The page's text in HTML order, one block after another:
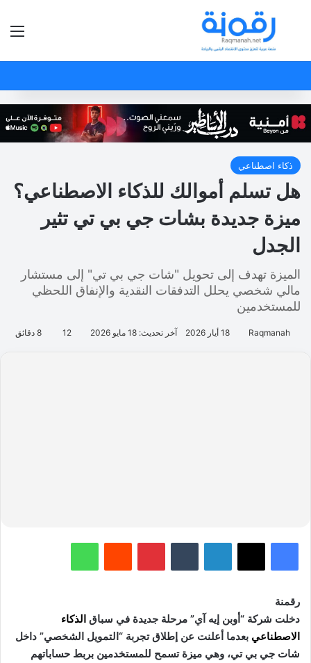
بحث عن
ذكاء اصطناعي
هل تسلم أموالك للذكاء الاصطناعي؟
ميزة جديدة بشات جي بي تي تثير
الجدل
الميزة تهدف إلى تحويل "شات جي بي تي" إلى مستشار
مالي شخصي يحلل التدفقات النقدية والإنفاق اللحظي
للمستخدمين
Raqmanah 18 أيار 2026 آخر تحديث: 18 مايو 2026 12
فيسبوك لينكدإن بينتيريست
رقمنة
دخلت شركة “أوبن إيه آي” مرحلة جديدة في سباق الذكاء
الاصطناعي بعدما أعلنت عن إطلاق تجربة “التمويل الشخصي” داخل
شات جي بي تي، وهي ميزة تسمح للمستخدمين بربط حساباتهم